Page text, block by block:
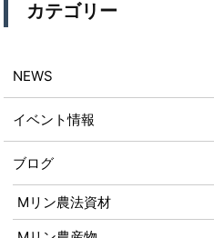
カテゴリー
NEWS
イベント情報
ブログ
Mリン農法資材